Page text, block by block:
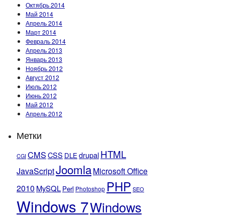
Октябрь 2014
Май 2014
Апрель 2014
Март 2014
Февраль 2014
Апрель 2013
Январь 2013
Ноябрь 2012
Август 2012
Июль 2012
Июнь 2012
Май 2012
Апрель 2012
Метки
CGI CMSCSS DLE drupalHTML
JavaScriptJoomlaMicrosoft Office
2010 MySQL Perl Photoshop PHP SEO
Windows 7Windows